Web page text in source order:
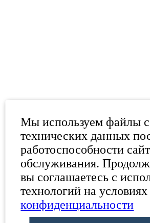
Мы используем файлы
технических данных
работоспособности
обслуживания.
вы соглашаетесь с
технологий на
конфиденциальности